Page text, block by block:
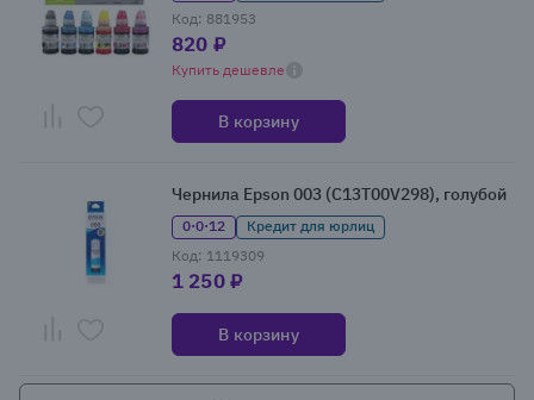
Код: 881953
820 ₽
Купить дешевле
В корзину
Чернила Epson 003 (C13T00V298), голубой
0·0·12
Кредит для юрлиц
Код: 1119309
1 250 ₽
В корзину